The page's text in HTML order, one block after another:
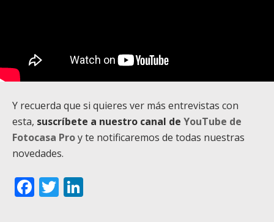
Y recuerda que si quieres ver más entrevistas con
esta, suscríbete a nuestro canal de YouTube de
Fotocasa Proy te notificaremos de todas nuestras
novedades.
Facebook
Twitter